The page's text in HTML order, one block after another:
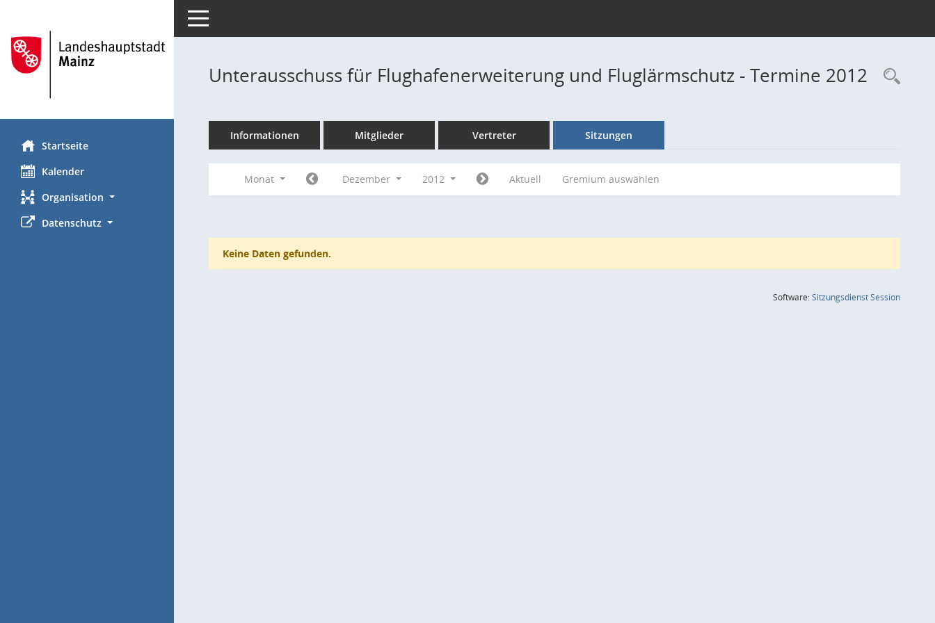
Startseite
Kalender
Organisation
Datenschutz
Toggle navigation
Unterausschuss für Flughafenerweiterung und Fluglärmschutz - Termine 2012
Informationen Mitglieder Vertreter Sitzungen
Monat Dezember 2012 Aktuell Gremium auswählen
Keine Daten gefunden.
Software:SitzungsdienstSession(Wird in